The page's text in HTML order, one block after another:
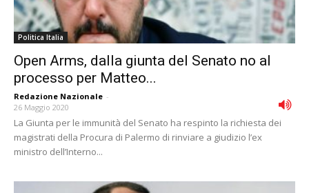
Politica Italia
Open Arms, dalla giunta del Senato no al
processo per Matteo...
Redazione Nazionale -
26 Maggio 2020
La Giunta per le immunità del Senato ha respinto la richiesta dei
magistrati della Procura di Palermo di rinviare a giudizio l’ex
ministro dell’Interno...